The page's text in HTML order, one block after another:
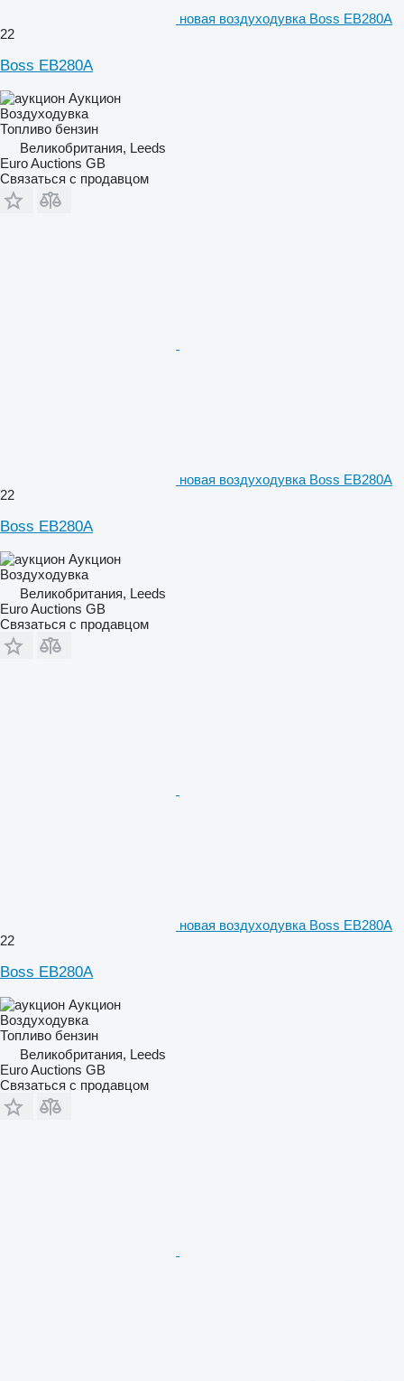
новая воздуходувка Boss EB280A
22
Boss EB280A
Аукцион
Воздуходувка
Топливо бензин
Великобритания, Leeds
Euro Auctions GB
Связаться с продавцом
новая воздуходувка Boss EB280A
22
Boss EB280A
Аукцион
Воздуходувка
Великобритания, Leeds
Euro Auctions GB
Связаться с продавцом
новая воздуходувка Boss EB280A
22
Boss EB280A
Аукцион
Воздуходувка
Топливо бензин
Великобритания, Leeds
Euro Auctions GB
Связаться с продавцом